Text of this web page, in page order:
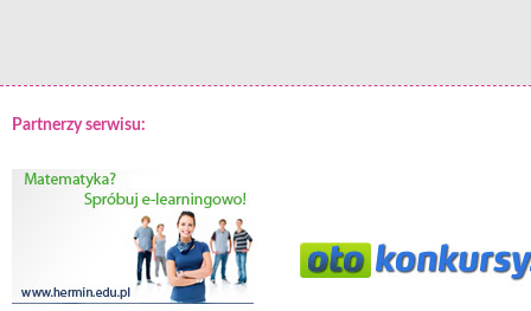
Partnerzy serwisu: